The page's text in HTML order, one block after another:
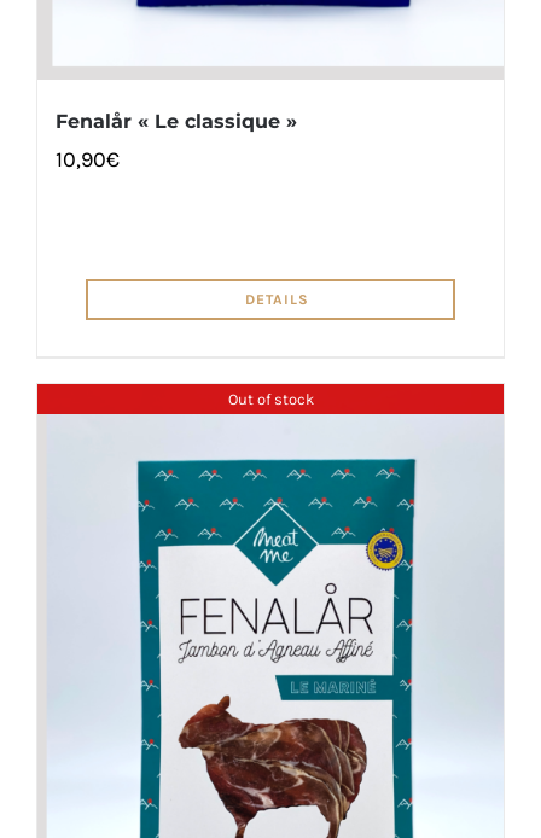
Fenalår « Le classique »
10,90€
DETAILS
Out of stock